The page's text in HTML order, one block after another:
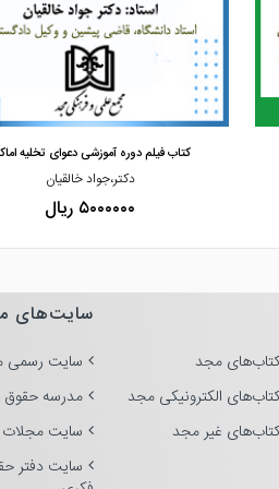
مشاهده و خرید
کتاب فیلم دوره آموزشی دعوای تخلیه
دکتر،جواد خالقیان
۵۰۰۰۰۰۰ ریال
مجد
الکترونیکی مجد
غیر مجد
سایت‌های
سایت رسمی
مدرسه
سایت
سایت دفتر